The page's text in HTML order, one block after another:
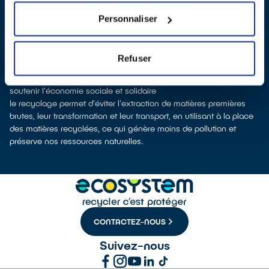
Personnaliser
Refuser
collectés afin que nous prenions en charge leur dépollution et
Recycler, c’est économiser les ressources et réduire l’impact
environnemental
La fabrication d’équipements électriques neufs est émettrice de
pollution et consommatrice de ressources naturelles.
le don permet d’éviter la fabrication de nouveaux produits et de
soutenir l'économie sociale et solidaire
le recyclage permet d'éviter l'extraction de matières premières
brutes, leur transformation et leur transport, en utilisant à la place
des matières recyclées, ce qui génère moins de pollution et
préserve nos ressources naturelles.
CONTACTEZ-NOUS
Suivez-nous